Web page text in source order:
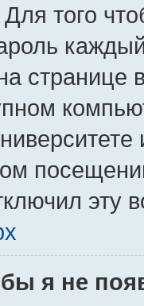
того
эту
я не